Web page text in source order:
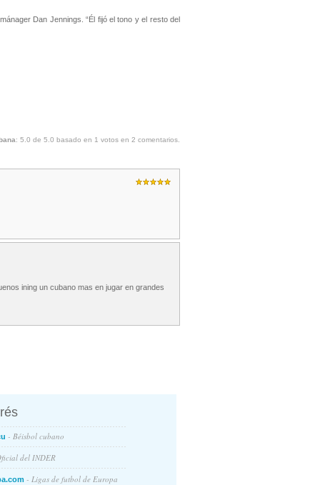
Dan Jennings. “Él fijó el tono y el resto del
: 5.0 de 5.0 basado en 1 votos en 2 comentarios.
ining un cubano mas en jugar en grandes
- Béisbol cubano
del INDER
- Ligas de futbol de Europa